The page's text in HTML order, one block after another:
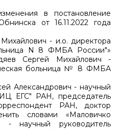
в постановление
от 16.11.2022 года
- и.о. директора
N 8 ФМБА России"»
Сергей Михайлович -
больница № 8 ФМБА
Александрович - научный
ЕГС" РАН, председатель
РАН, доктор
словами «Маловичко
- научный руководитель